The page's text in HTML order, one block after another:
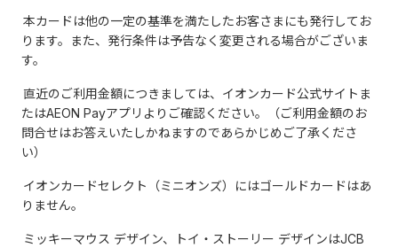
本カードは他の一定の基準を満たしたお客さまにも発行してお
ります。また、発行条件は予告なく変更される場合がございま
す。
直近のご利用金額につきましては、イオンカード公式サイトま
たはAEON Payアプリよりご確認ください。（ご利用金額のお
問合せはお答えいたしかねますのであらかじめご了承くださ
い）
イオンカードセレクト（ミニオンズ）にはゴールドカードはあ
りません。
ミッキーマウス デザイン、トイ・ストーリー デザインはJCB